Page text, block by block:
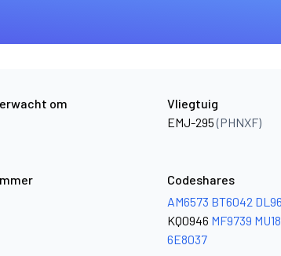
om
Vliegtuig
EMJ-295(PHNXF)
Codeshares
AM6573 BT6042
KQ0946 MF9739
6E8037